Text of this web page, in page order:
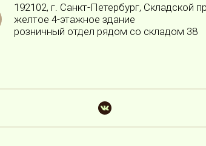
192102, г. Санкт-Петербург, Складской
желтое 4-этажное здание
розничный отдел рядом со складом 38